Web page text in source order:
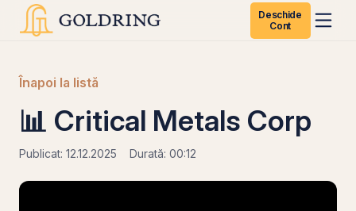
Deschide
Cont
Înapoi la listă
📊 Critical Metals Corp
Publicat: 12.12.2025 Durată: 00:12